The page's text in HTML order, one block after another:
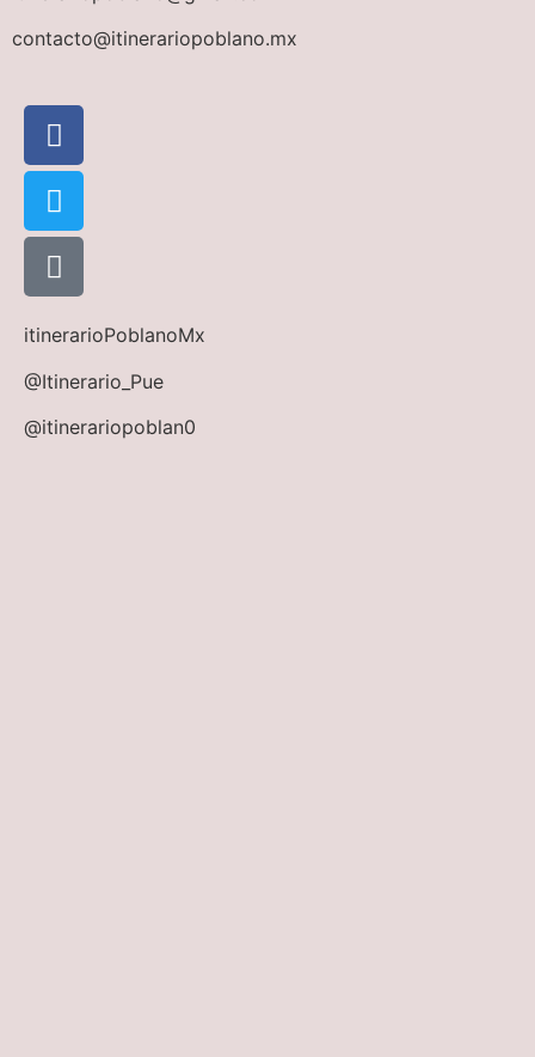
contacto@itinerariopoblano.mx
itinerarioPoblanoMx
@Itinerario_Pue
@itinerariopoblan0